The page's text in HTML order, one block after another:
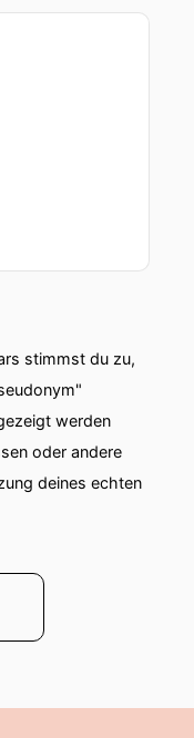
stimmst du zu,
werden
oder andere
deines echten